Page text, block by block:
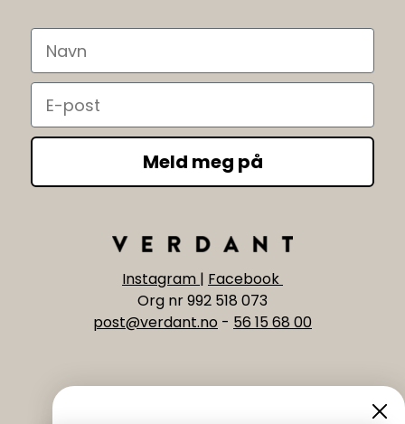
Navn
Email
Meld meg på
Instagram | Facebook
Org nr 992 518 073
post@verdant.no - 56 15 68 00